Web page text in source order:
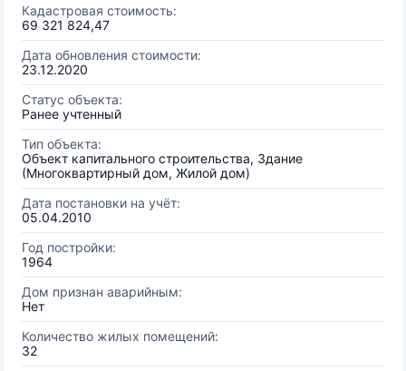
Кадастровая стоимость:
69 321 824,47
Дата обновления стоимости:
23.12.2020
Статус объекта:
Ранее учтенный
Тип объекта:
Объект капитального строительства, Здание
(Многоквартирный дом, Жилой дом)
Дата постановки на учёт:
05.04.2010
Год постройки:
1964
Дом признан аварийным:
Нет
Количество жилых помещений:
32